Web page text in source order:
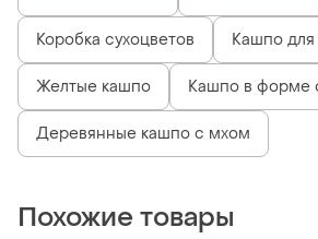
Коробка сухоцветов Кашпо для
Желтые кашпо Кашпо в форме
Деревянные кашпо с мхом
Похожие товары